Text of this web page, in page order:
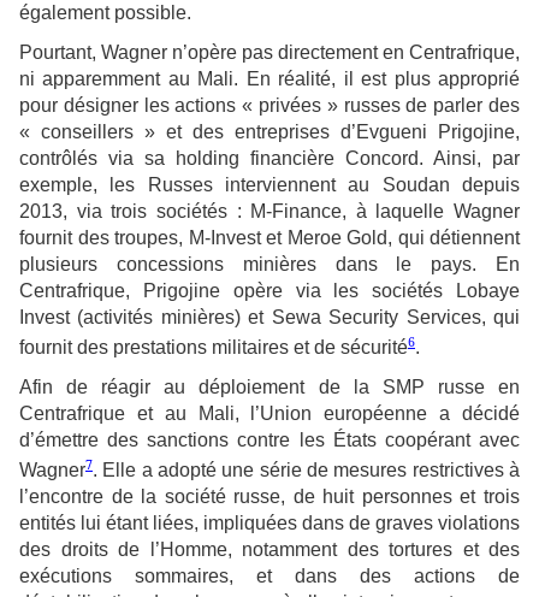
également possible.
Pourtant, Wagner n’opère pas directement en Centrafrique,
ni apparemment au Mali. En réalité, il est plus approprié
pour désigner les actions « privées » russes de parler des
« conseillers » et des entreprises d’Evgueni Prigojine,
contrôlés via sa holding financière Concord. Ainsi, par
exemple, les Russes interviennent au Soudan depuis
2013, via trois sociétés : M-Finance, à laquelle Wagner
fournit des troupes, M-Invest et Meroe Gold, qui détiennent
plusieurs concessions minières dans le pays. En
Centrafrique, Prigojine opère via les sociétés Lobaye
Invest (activités minières) et Sewa Security Services, qui
fournit des prestations militaires et de sécurité6.
Afin de réagir au déploiement de la SMP russe en
Centrafrique et au Mali, l’Union européenne a décidé
d’émettre des sanctions contre les États coopérant avec
Wagner7. Elle a adopté une série de mesures restrictives à
l’encontre de la société russe, de huit personnes et trois
entités lui étant liées, impliquées dans de graves violations
des droits de l’Homme, notamment des tortures et des
exécutions sommaires, et dans des actions de